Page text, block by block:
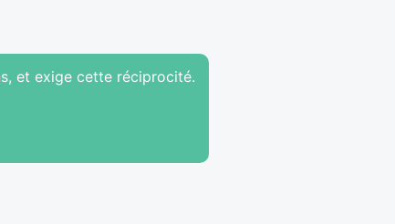
et exige cette réciprocité.